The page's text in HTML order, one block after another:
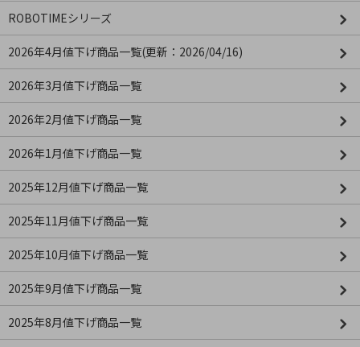
ROBOTIMEシリーズ
2026年4月値下げ商品一覧(更新：2026/04/16)
2026年3月値下げ商品一覧
2026年2月値下げ商品一覧
2026年1月値下げ商品一覧
2025年12月値下げ商品一覧
2025年11月値下げ商品一覧
2025年10月値下げ商品一覧
2025年9月値下げ商品一覧
2025年8月値下げ商品一覧